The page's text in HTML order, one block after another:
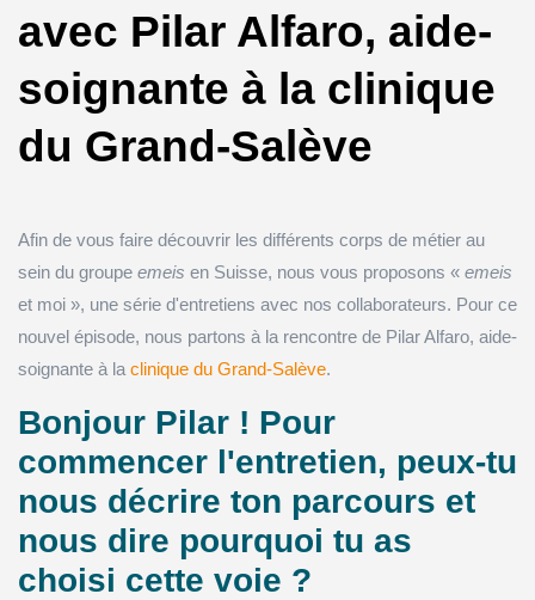
avec Pilar Alfaro, aide-
soignante à la clinique
du Grand-Salève
Afin de vous faire découvrir les différents corps de métier au
sein du groupe emeis en Suisse, nous vous proposons « emeis
et moi », une série d'entretiens avec nos collaborateurs. Pour ce
nouvel épisode, nous partons à la rencontre de Pilar Alfaro, aide-
soignante à la clinique du Grand-Salève.
Bonjour Pilar ! Pour
commencer l'entretien, peux-tu
nous décrire ton parcours et
nous dire pourquoi tu as
choisi cette voie ?